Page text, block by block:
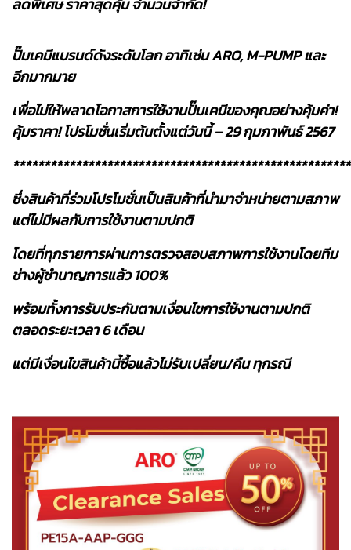
ลดพิเศษ ราคาสุดคุ้ม จำนวนจำกัด!
ปั๊มเคมีแบรนด์ดังระดับโลก อาทิเช่น ARO, M-PUMP และ
อีกมากมาย
เพื่อไม่ให้พลาดโอกาสการใช้งานปั๊มเคมีของคุณอย่างคุ้มค่า!
คุ้มราคา! โปรโมชั่นเริ่มต้นตั้งแต่วันนี้ – 29 กุมภาพันธ์ 2567
ซึ่งสินค้าที่ร่วมโปรโมชั่นเป็นสินค้าที่นำมาจำหน่ายตามสภาพ
แต่ไม่มีผลกับการใช้งานตามปกติ
โดยที่ทุกรายการผ่านการตรวจสอบสภาพการใช้งานโดยทีม
ช่างผู้ชำนาญการแล้ว 100%
พร้อมทั้งการรับประกันตามเงื่อนไขการใช้งานตามปกติ
ตลอดระยะเวลา 6 เดือน
แต่มีเงื่อนไขสินค้านี้ซื้อแล้วไม่รับเปลี่ยน/คืน ทุกรณี